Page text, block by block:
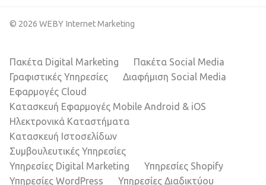
© 2026 WEBY Internet Marketing
Πακέτα Digital Marketing
Πακέτα Social Media
Γραφιστικές Υπηρεσίες
Διαφήμιση Social Media
Εφαρμογές Cloud
Κατασκευή Εφαρμογές Mobile Android & iOS
Ηλεκτρονικά Καταστήματα
Κατασκευή Ιστοσελίδων
Συμβουλευτικές Υπηρεσίες
Υπηρεσίες Digital Marketing
Υπηρεσίες Shopify
Υπηρεσίες WordPress
Υπηρεσίες Διαδικτύου